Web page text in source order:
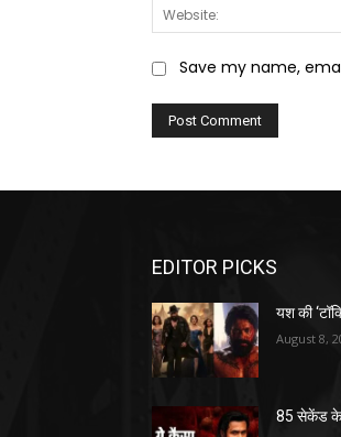
Save my name,
EDITOR PICKS
यश की
August 8,
85 सेकेंड के